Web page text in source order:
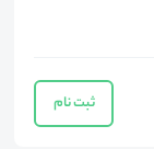
ثبت نام